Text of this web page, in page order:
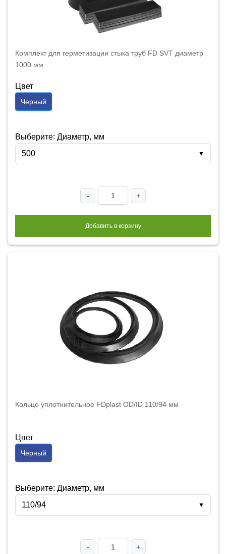
Комплект для герметизации стыка труб FD SVT диаметр
1000 мм
Цвет
Черный
Выберите: Диаметр, мм
500
▼
- +
Добавить в корзину
Кольцо уплотнительное FDplast OD/ID 110/94 мм
Цвет
Черный
Выберите: Диаметр, мм
110/94
▼
- +